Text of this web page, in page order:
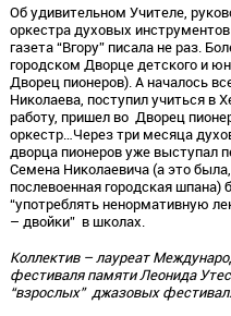
Об удивительном Учителе,
оркестра духовых
газета “Вгору” писала не раз.
городском Дворце детского и
Дворец пионеров). А началось
Николаева, поступил учиться в
работу, пришел во Дворец
оркестр…Через три месяца
дворца пионеров уже выступал
Семена Николаевича (а это
послевоенная городская шпана)
“употреблять ненормативную
– двойки” в школах.
Коллектив – лауреат
фестиваля памяти Леонида
“взрослых” джазовых